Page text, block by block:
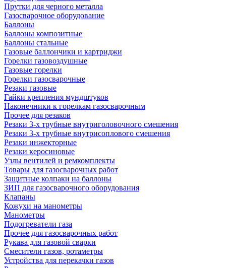
Прутки для черного металла
Газосварочное оборудование
Баллоны
Баллоны композитные
Баллоны стальные
Газовые баллончики и картриджи
Горелки газовоздушные
Газовые горелки
Горелки газосварочные
Резаки газовые
Гайки крепления мундштуков
Наконечники к горелкам газосварочным
Прочее для резаков
Резаки 3-х трубные внутриголовочного смешения
Резаки 3-х трубные внутрисоплового смешения
Резаки инжекторные
Резаки керосиновые
Узлы вентилей и ремкомплекты
Товары для газосварочных работ
Защитные колпаки на баллоны
ЗИП для газосварочного оборудования
Клапаны
Кожухи на манометры
Манометры
Подогреватели газа
Прочее для газосварочных работ
Рукава для газовой сварки
Смесители газов, ротаметры
Устройства для перекачки газов